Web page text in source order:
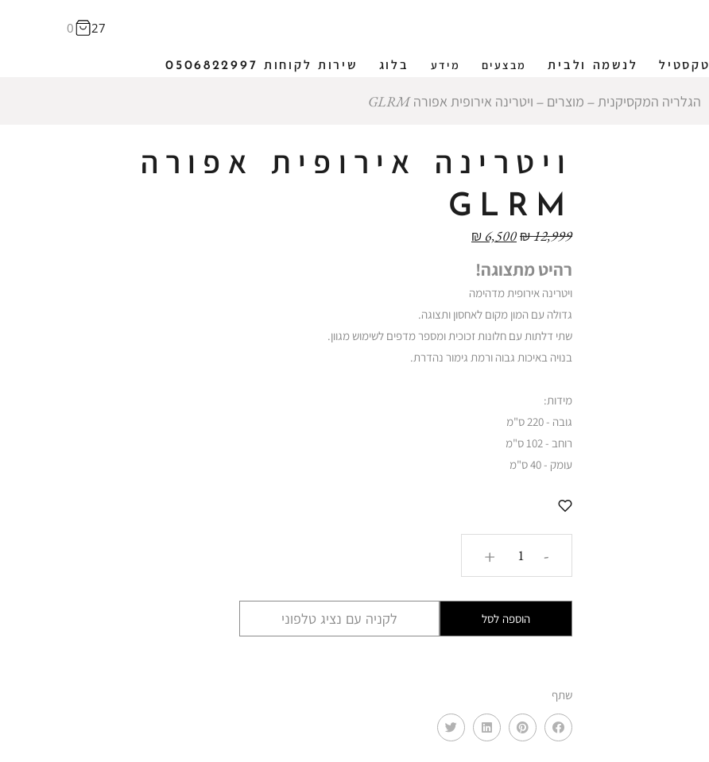
טקסטיל לנשמה ולבית מבצעים מידע בלוג שירות לקוחות 0506822997
27
0
הגלריה המקסיקנית ‒ מוצרים ‒ ויטרינה אירופית אפורה GLRM
ויטרינה אירופית אפורה
GLRM
₪12,999
₪6,500
רהיט מתצוגה!
ויטרינה אירופית מדהימה
גדולה עם המון מקום לאחסון ותצוגה.
שתי דלתות עם חלונות זכוכית ומספר מדפים לשימוש מגוון.
בנויה באיכות גבוה ורמת גימור נהדרת.
מידות:
גובה - 220 ס"מ
רוחב - 102 ס"מ
עומק - 40 ס"מ
-
+
הוספה לסל לקניה עם נציג טלפוני
שתף